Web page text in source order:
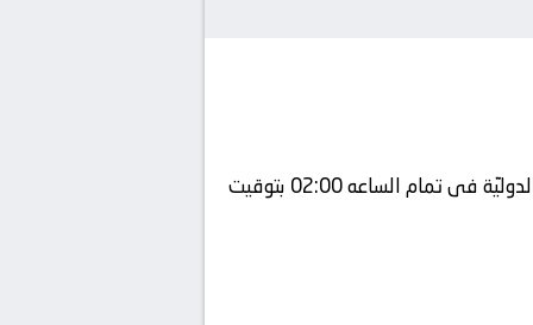
يلتقى اليوم 2024-07-31 كلا من نادى برشلونة و نادي مانشستر سيتي فى بطولة دولي, المباريات الوديّة الدوليّة فى تمام الساعه 02:00 بتوقيت